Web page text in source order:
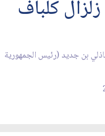
كلباف
بن جديد (رئيس الجمهورية